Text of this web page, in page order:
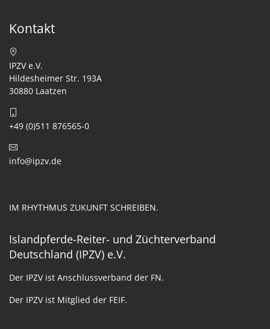
Kontakt
IPZV e.V.
Hildesheimer Str. 193A
30880 Laatzen
+49 (0)511 876565-0
info@ipzv.de
IM RHYTHMUS ZUKUNFT SCHREIBEN.
Islandpferde-Reiter- und Züchterverband
Deutschland (IPZV) e.V.
Der IPZV ist Anschlussverband der FN.
Der IPZV ist Mitglied der FEIF.